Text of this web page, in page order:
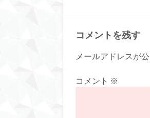
コメントを残す
メールアドレスが
コメント ※